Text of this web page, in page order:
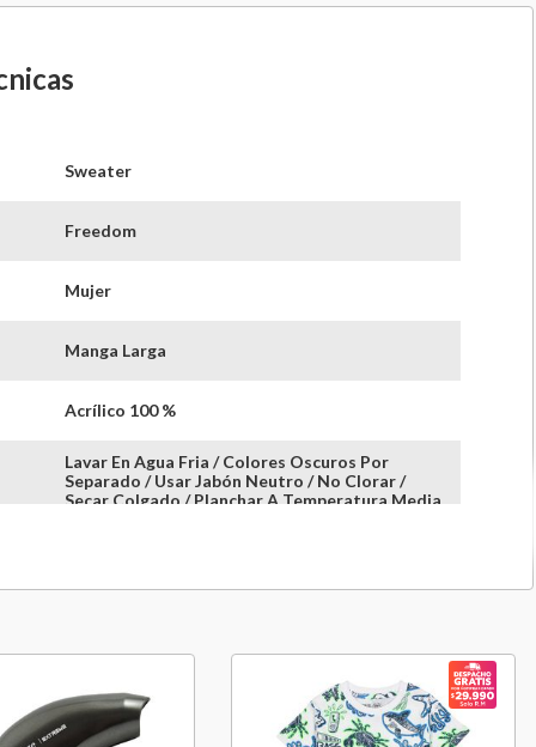
Sweater
Freedom
Mujer
Manga Larga
Acrílico 100 %
Lavar En Agua Fria / Colores Oscuros Por
Separado / Usar Jabón Neutro / No Clorar /
Secar Colgado / Planchar A Temperatura Media
Brillos